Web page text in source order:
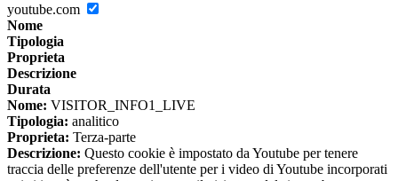
youtube.com
Nome
Tipologia
Proprieta
Descrizione
Durata
Nome: VISITOR_INFO1_LIVE
Tipologia: analitico
Proprieta: Terza-parte
Descrizione: Questo cookie è impostato da Youtube per tenere
traccia delle preferenze dell'utente per i video di Youtube incorporati